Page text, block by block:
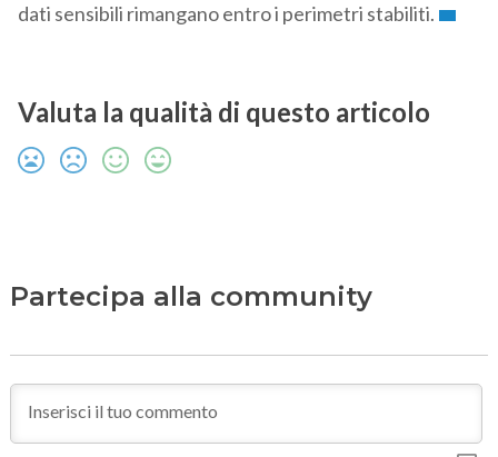
dati sensibili rimangano entro i perimetri stabiliti.
Valuta la qualità di questo articolo
Partecipa alla community